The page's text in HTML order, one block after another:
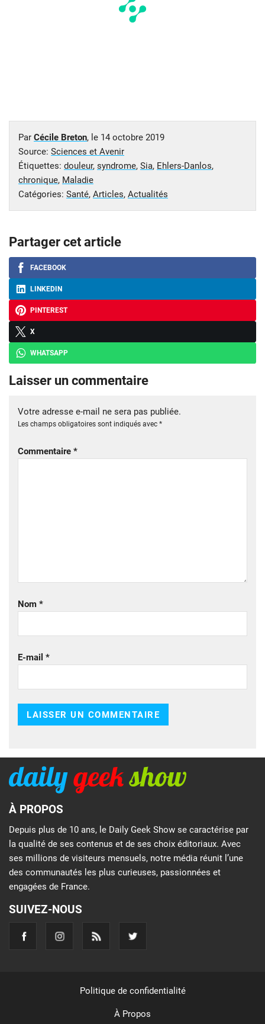
Par Cécile Breton, le 14 octobre 2019
Source: Sciences et Avenir
Étiquettes: douleur, syndrome, Sia, Ehlers-Danlos,
chronique, Maladie
Catégories: Santé, Articles, Actualités
Partager cet article
FACEBOOK
LINKEDIN
PINTEREST
X
WHATSAPP
Laisser un commentaire
Votre adresse e-mail ne sera pas publiée.
Les champs obligatoires sont indiqués avec *
Commentaire *
Nom *
E-mail *
À PROPOS
Depuis plus de 10 ans, le Daily Geek Show se caractérise par
la qualité de ses contenus et de ses choix éditoriaux. Avec
ses millions de visiteurs mensuels, notre média réunit l’une
des communautés les plus curieuses, passionnées et
engagées de France.
SUIVEZ-NOUS
Politique de confidentialité
À Propos